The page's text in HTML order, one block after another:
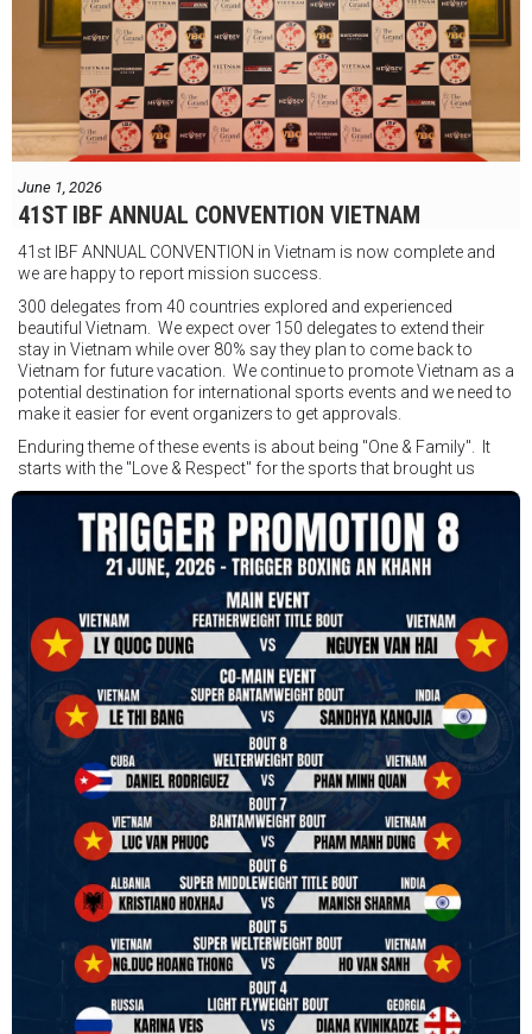
"Tôi biết mình bắt đầu sự nghiệp quyền Anh nhà nghề khá muộn, vì
vậy tôi phải trân trọng và nắm bắt mọi cơ hội đến với mình."
FIGHTS IN THE CITY
Được tổ chức bởi Jamie Myer Productions
Jesse Travers vs Fidelis Laia
Thông tin sự kiện:
Ngày: 18 tháng 7
Địa điểm: Mantra on View, Surfers Paradise, Queensland, Úc
June 1, 2026
41ST IBF ANNUAL CONVENTION VIETNAM
41st IBF ANNUAL CONVENTION in Vietnam is now complete and
we are happy to report mission success.
300 delegates from 40 countries explored and experienced
beautiful Vietnam. We expect over 150 delegates to extend their
stay in Vietnam while over 80% say they plan to come back to
Vietnam for future vacation. We continue to promote Vietnam as a
potential destination for international sports events and we need to
make it easier for event organizers to get approvals.
Enduring theme of these events is about being "One & Family". It
starts with the "Love & Respect" for the sports that brought us
together. To help each other get better, to share experiences, and
remembering that it is all about protecting the safety of the boxers
in and out of the ring. It is not about power over them but rather
power to serve, guide, advice, and respect the path they chose. We
strive to make it a little smoother and safer.
VBO is pleased to welcome
Vietnam Boxing Federation - VBF
to join the convention in the organizing committee. We are joining
hands to restart professional boxing in Vietnam. Stay stuned.
We will release more photos once IBF has had the chance to
review them and release it officially.
#ibfconvention
#grandhotram
#professionalboxing
#41stibfconvention